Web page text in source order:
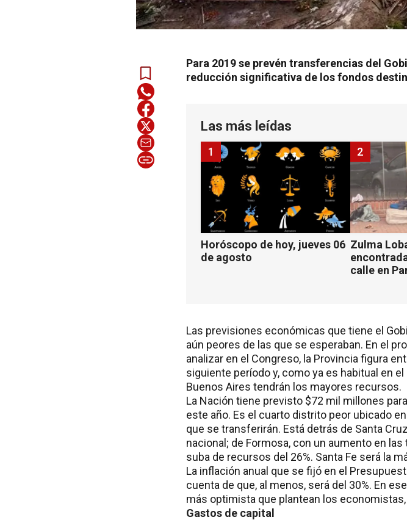
Para 2019 se prevén transferencias del
reducción significativa de los fondos
Las más leídas
Horóscopo de hoy, jueves 06
de agosto
1
Zulma
calle en
2
Las previsiones económicas que tiene el
aún peores de las que se esperaban. En el
analizar en el Congreso, la Provincia figura
siguiente período y, como ya es habitual en
Buenos Aires tendrán los mayores recursos.
La Nación tiene previsto $72 mil millones
este año. Es el cuarto distrito peor ubicado
que se transferirán. Está detrás de Santa
nacional; de Formosa, con un aumento en
suba de recursos del 26%. Santa Fe será la
La inflación anual que se fijó en el
cuenta de que, al menos, será del 30%. En
más optimista que plantean los economistas,
Gastos de capital